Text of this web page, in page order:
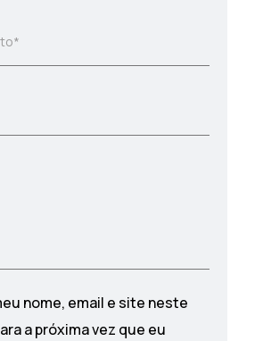
nome, email e site neste
a próxima vez que eu